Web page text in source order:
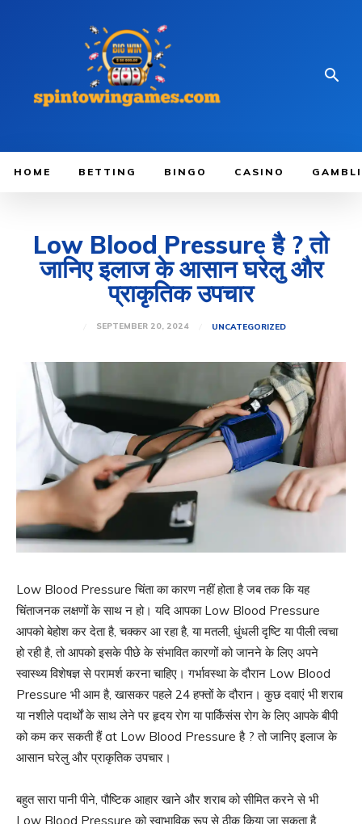
HOME BETTING BINGO CASINO
Low Blood Pressure है ? तो
जानिए इलाज के आसान घरेलु और
प्राकृतिक उपचार
SEPTEMBER 20, 2024 UNCATEGORIZED
Low Blood Pressure चिंता का कारण नहीं होता है जब तक कि यह
चिंताजनक लक्षणों के साथ न हो। यदि आपका Low Blood Pressure
आपको बेहोश कर देता है, चक्कर आ रहा है, या मतली, धुंधली दृष्टि या पीली त्वचा
हो रही है, तो आपको इसके पीछे के संभावित कारणों को जानने के लिए अपने
स्वास्थ्य विशेषज्ञ से परामर्श करना चाहिए। गर्भावस्था के दौरान Low Blood
Pressure भी आम है, खासकर पहले 24 हफ्तों के दौरान। कुछ दवाएं भी शराब
या नशीले पदार्थों के साथ लेने पर हृदय रोग या पार्किंसंस रोग के लिए आपके बीपी
को कम कर सकती हैं at Low Blood Pressure है ? तो जानिए इलाज के
आसान घरेलु और प्राकृतिक उपचार।
बहुत सारा पानी पीने, पौष्टिक आहार खाने और शराब को सीमित करने से भी
Low Blood Pressure को स्वाभाविक रूप से ठीक किया जा सकता है